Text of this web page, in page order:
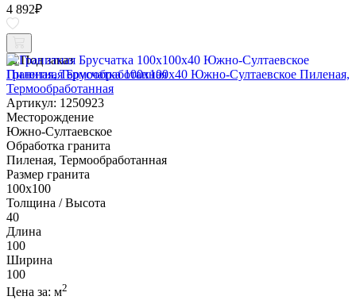
4 892₽
Под заказ
Гранитная Брусчатка 100х100x40 Южно-Султаевское Пиленая,
Термообработанная
Артикул: 1250923
Месторождение
Южно-Султаевское
Обработка гранита
Пиленая, Термообработанная
Размер гранита
100х100
Толщина / Высота
40
Длина
100
Ширина
100
Цена за: м2